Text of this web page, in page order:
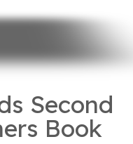
Second
Book